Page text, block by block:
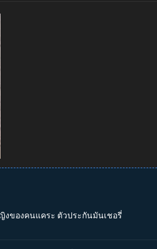
งของคนแคระ ตัวประกันมันเชอรี่